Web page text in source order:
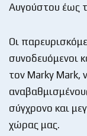
Αυγούστου έως
Οι
συνοδευόμενοι
τον Marky Mark,
σύγχρονο και
χώρας μας.